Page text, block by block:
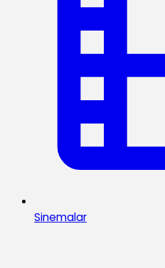
Sinemalar